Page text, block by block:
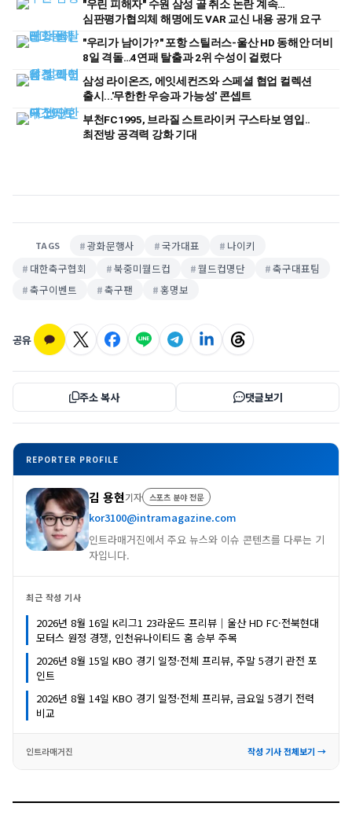
"우린 피해자" 수원 삼성 골 취소 논란 계속…
심판평가협의체 해명에도 VAR 교신 내용 공개 요구
"우리가 남이가?" 포항 스틸러스-울산 HD 동해안 더비
8일 격돌…4연패 탈출과 2위 수성이 걸렸다
삼성 라이온즈, 에잇세컨즈와 스페셜 협업 컬렉션
출시...'무한한 우승과 가능성' 콘셉트
부천FC1995, 브라질 스트라이커 구스타보 영입..
최전방 공격력 강화 기대
TAGS 광화문행사 국가대표
나이키
대한축구협회
북중미월드컵 월드컵명단
축구대표팀
축구이벤트
축구팬 홍명보
공유
주소 복사 댓글보기
REPORTER PROFILE
김 용현기자 스포츠 분야 전문
kor3100@intramagazine.com
인트라매거진에서 주요 뉴스와 이슈 콘텐츠를 다루는 기
자입니다.
최근 작성 기사
2026년 8월 16일 K리그1 23라운드 프리뷰｜울산 HD FC·전북현대
모터스 원정 경쟁, 인천유나이티드 홈 승부 주목
2026년 8월 15일 KBO 경기 일정·전체 프리뷰, 주말 5경기 관전 포
인트
2026년 8월 14일 KBO 경기 일정·전체 프리뷰, 금요일 5경기 전력
비교
인트라매거진 작성 기사 전체보기 →